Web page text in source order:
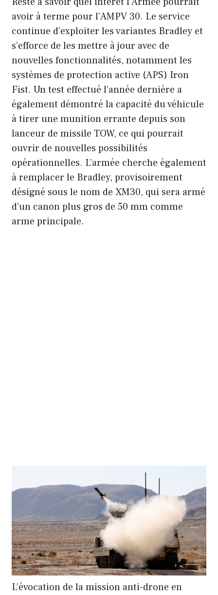
avoir à terme pour l’AMPV 30. Le service
continue d’exploiter les variantes Bradley et
s’efforce de les mettre à jour avec de
nouvelles fonctionnalités, notamment les
systèmes de protection active (APS) Iron
Fist. Un test effectué l’année dernière a
également démontré la capacité du véhicule
à tirer une munition errante depuis son
lanceur de missile TOW, ce qui pourrait
ouvrir de nouvelles possibilités
opérationnelles. L’armée cherche également
à remplacer le Bradley, provisoirement
désigné sous le nom de XM30, qui sera armé
d’un canon plus gros de 50 mm comme
arme principale.
L’évocation de la mission anti-drone en